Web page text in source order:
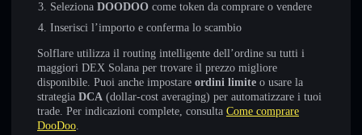
Seleziona DOODOO come token da comprare o vendere
Inserisci l’importo e conferma lo scambio
Solflare utilizza il routing intelligente dell’ordine su tutti i
maggiori DEX Solana per trovare il prezzo migliore
disponibile. Puoi anche impostare ordini limite o usare la
strategia DCA (dollar-cost averaging) per automatizzare i tuoi
trade. Per indicazioni complete, consulta Come comprare
DooDoo.